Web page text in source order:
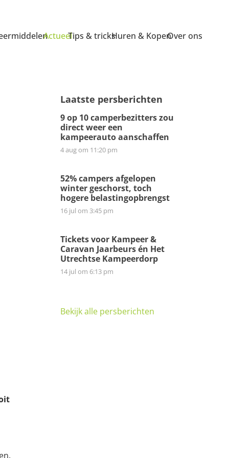
ActueelTips & tricksHuren & KopenOver ons
Laatste persberichten
9 op 10 camperbezitters zou
direct weer een
kampeerauto aanschaffen
4 aug om 11:20 pm
52% campers afgelopen
winter geschorst, toch
hogere belastingopbrengst
16 jul om 3:45 pm
Tickets voor Kampeer &
Caravan Jaarbeurs én Het
Utrechtse Kampeerdorp
14 jul om 6:13 pm
Bekijk alle persberichten